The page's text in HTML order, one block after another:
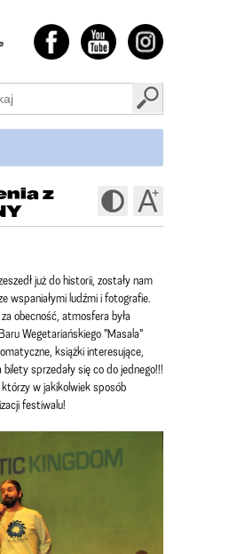
z
już do historii, zostały nam
wspaniałymi ludźmi i fotografie.
obecność, atmosfera była
Wegetariańskiego "Masala"
książki interesujące,
bilety sprzedały się co do jednego!!!
w jakikolwiek sposób
festiwalu!